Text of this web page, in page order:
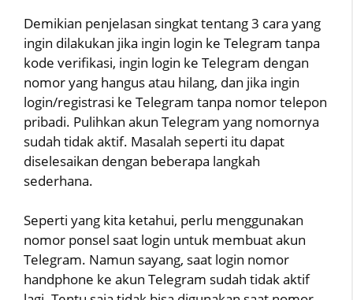
Demikian penjelasan singkat tentang 3 cara yang
ingin dilakukan jika ingin login ke Telegram tanpa
kode verifikasi, ingin login ke Telegram dengan
nomor yang hangus atau hilang, dan jika ingin
login/registrasi ke Telegram tanpa nomor telepon
pribadi. Pulihkan akun Telegram yang nomornya
sudah tidak aktif. Masalah seperti itu dapat
diselesaikan dengan beberapa langkah
sederhana.
Seperti yang kita ketahui, perlu menggunakan
nomor ponsel saat login untuk membuat akun
Telegram. Namun sayang, saat login nomor
handphone ke akun Telegram sudah tidak aktif